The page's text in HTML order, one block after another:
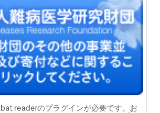
readerのプラグインが必要です。お